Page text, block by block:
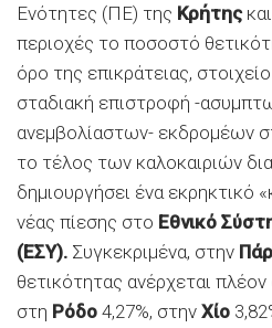
Ενότητες (ΠΕ) της Κρήτης
περιοχές το ποσοστό
όρο της επικράτειας,
σταδιακή επιστροφή -
ανεμβολίαστων- εκδρομέων
το τέλος των καλοκαιριών
δημιουργήσει ένα εκρηκτικό
νέας πίεσης στο Εθνικό
(ΕΣΥ). Συγκεκριμένα, στην
θετικότητας ανέρχεται πλέον
στη Ρόδο 4,27%, στην Χίο